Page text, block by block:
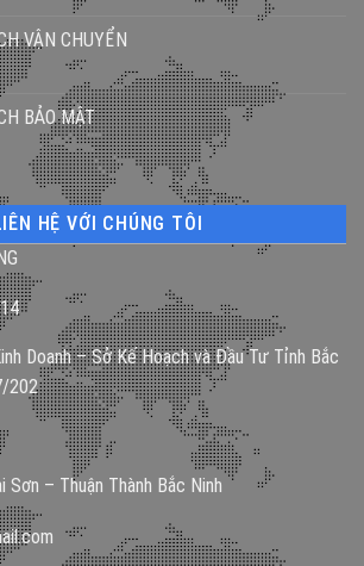
VẬN CHUYỂN
BẢO MẬT
HỆ VỚI CHÚNG TÔI
Doanh – Sở Kế Hoạch và Đầu Tư Tỉnh Bắc
202
Sơn – Thuận Thành Bắc Ninh